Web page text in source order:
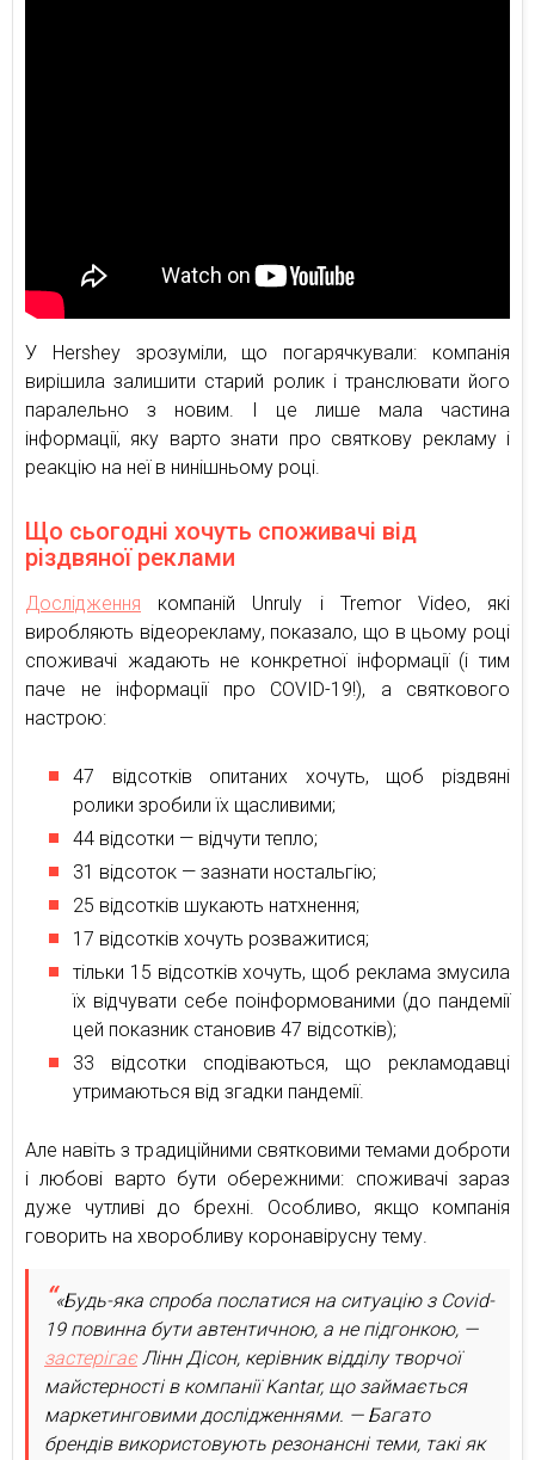
У Hershey зрозуміли, що погарячкували: компанія
вирішила залишити старий ролик і транслювати його
паралельно з новим. І це лише мала частина
інформації, яку варто знати про святкову рекламу і
реакцію на неї в нинішньому році.
Що сьогодні хочуть споживачі від
різдвяної реклами
Дослідження компаній Unruly і Tremor Video, які
виробляють відеорекламу, показало, що в цьому році
споживачі жадають не конкретної інформації (і тим
паче не інформації про COVID-19!), а святкового
настрою:
47 відсотків опитаних хочуть, щоб різдвяні
ролики зробили їх щасливими;
44 відсотки — відчути тепло;
31 відсоток — зазнати ностальгію;
25 відсотків шукають натхнення;
17 відсотків хочуть розважитися;
тільки 15 відсотків хочуть, щоб реклама змусила
їх відчувати себе поінформованими (до пандемії
цей показник становив 47 відсотків);
33 відсотки сподіваються, що рекламодавці
утримаються від згадки пандемії.
Але навіть з традиційними святковими темами доброти
і любові варто бути обережними: споживачі зараз
дуже чутливі до брехні. Особливо, якщо компанія
говорить на хворобливу коронавірусну тему.
«Будь-яка спроба послатися на ситуацію з Covid-
19 повинна бути автентичною, а не підгонкою, —
застерігає Лінн Дісон, керівник відділу творчої
майстерності в компанії Kantar, що займається
маркетинговими дослідженнями. — Багато
брендів використовують резонансні теми, такі як